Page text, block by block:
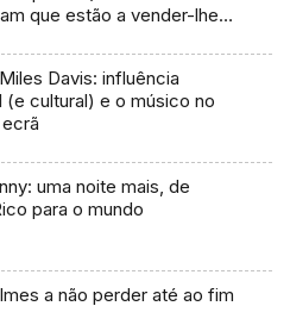
que estão a vender-lhes
Davis: influência
(e cultural) e o músico no
uma noite mais, de
para o mundo
a não perder até ao fim